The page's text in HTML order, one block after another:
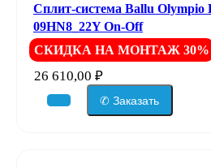
Сплит-система Ballu Olympio
09HN8_22Y On-Off
СКИДКА НА МОНТАЖ 30%
26 610,00 ₽
✆ Заказать